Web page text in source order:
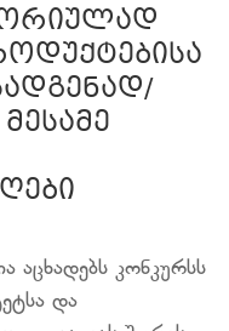
აცხადებს კონკურსს
და